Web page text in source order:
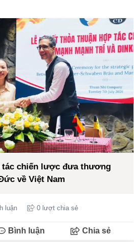
tác chiến lược đưa thương
về Việt Nam
luận 0 lượt chia sẻ
Bình luận Chia sẻ